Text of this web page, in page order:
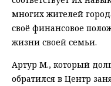
многих жителей
своё финансовое
жизни своей семьи.
Артур М., который
обратился в Центр